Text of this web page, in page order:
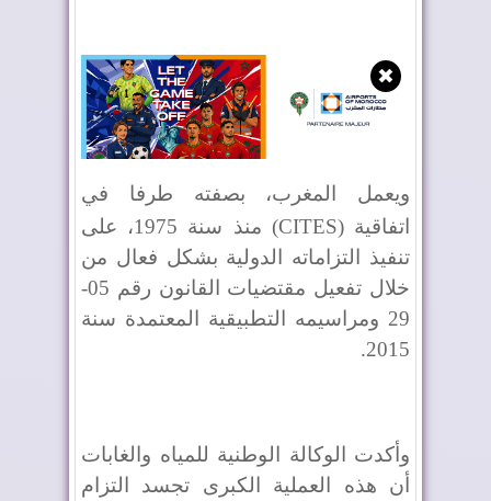
✖
ويعمل المغرب، بصفته طرفا في
اتفاقية (CITES
) منذ سنة 1975، على
تنفيذ التزاماته الدولية بشكل فعال من
خلال تفعيل مقتضيات القانون رقم 05-
29 ومراسيمه التطبيقية المعتمدة سنة
2015.
وأكدت الوكالة الوطنية للمياه والغابات
أن هذه العملية الكبرى تجسد التزام